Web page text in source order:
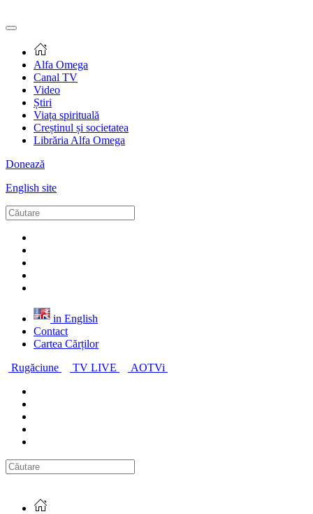
Alfa Omega
Canal TV
Video
Știri
Viața spirituală
Creștinul și societatea
Librăria Alfa Omega
Donează
English site
in English
Contact
Cartea Cărților
Rugăciune
TV LIVE AOTVi